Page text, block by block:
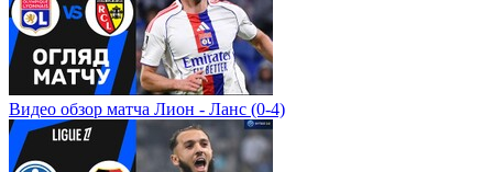
Видео обзор матча Лион - Ланс (0-4)